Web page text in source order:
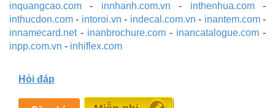
inquangcao.com - innhanh.com.vn - inthenhua.com-
inthucdon.com - intoroi.vn - indecal.com.vn - inantem.com-
innamecard.net- inanbrochure.com - inancatalogue.com -
inpp.com.vn - inhiflex.com
Hỏi đáp